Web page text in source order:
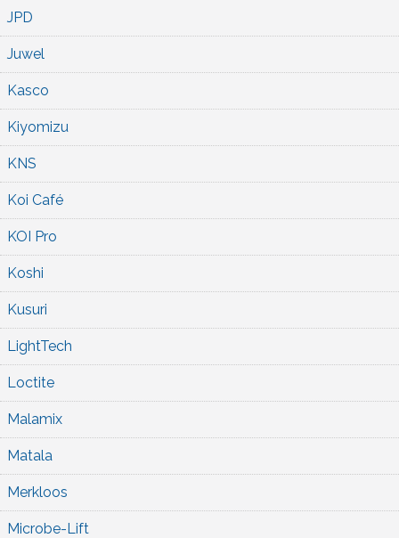
JPD
Juwel
Kasco
Kiyomizu
KNS
Koi Café
KOI Pro
Koshi
Kusuri
LightTech
Loctite
Malamix
Matala
Merkloos
Microbe-Lift